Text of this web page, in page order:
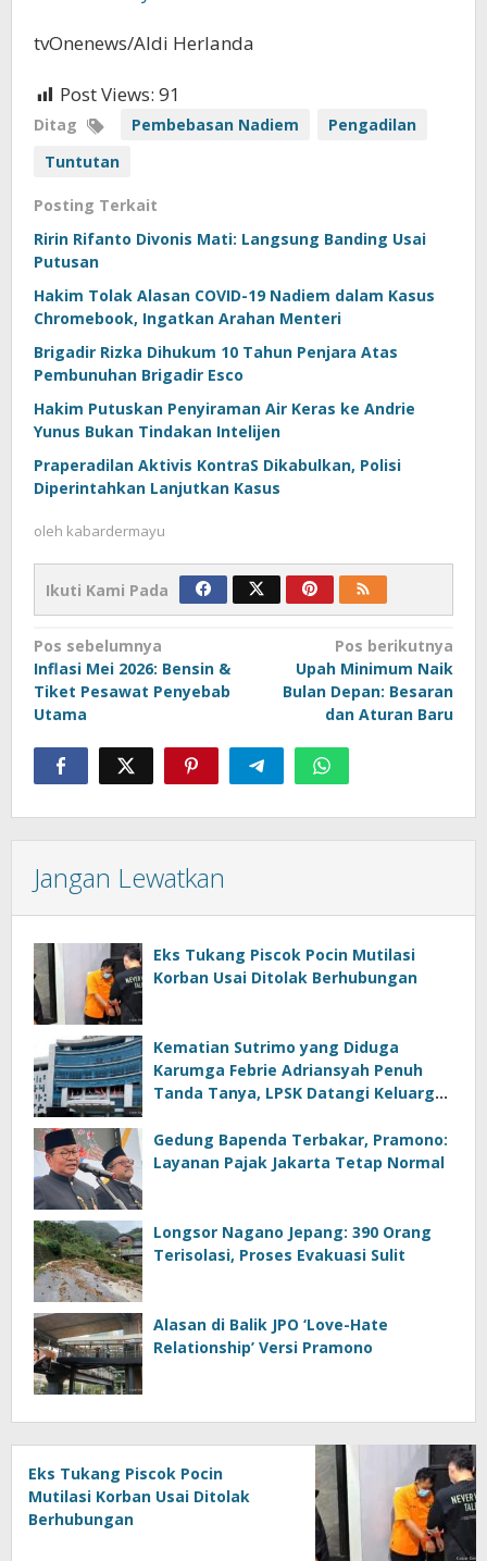
tvOnenews/Aldi Herlanda
Post Views: 91
Ditag Pembebasan Nadiem
Pengadilan
Tuntutan
Posting Terkait
Ririn Rifanto Divonis Mati: Langsung Banding Usai
Putusan
Hakim Tolak Alasan COVID-19 Nadiem dalam Kasus
Chromebook, Ingatkan Arahan Menteri
Brigadir Rizka Dihukum 10 Tahun Penjara Atas
Pembunuhan Brigadir Esco
Hakim Putuskan Penyiraman Air Keras ke Andrie
Yunus Bukan Tindakan Intelijen
Praperadilan Aktivis KontraS Dikabulkan, Polisi
Diperintahkan Lanjutkan Kasus
oleh kabardermayu
Ikuti Kami Pada
Navigasi
pos
Pos sebelumnya
Inflasi Mei 2026: Bensin &
Tiket Pesawat Penyebab
Utama
Pos berikutnya
Upah Minimum Naik
Bulan Depan: Besaran
dan Aturan Baru
Jangan Lewatkan
Eks Tukang Piscok Pocin Mutilasi
Korban Usai Ditolak Berhubungan
Kematian Sutrimo yang Diduga
Karumga Febrie Adriansyah Penuh
Tanda Tanya, LPSK Datangi Keluarga
Gedung Bapenda Terbakar, Pramono:
Layanan Pajak Jakarta Tetap Normal
Longsor Nagano Jepang: 390 Orang
Terisolasi, Proses Evakuasi Sulit
Alasan di Balik JPO ‘Love-Hate
Relationship’ Versi Pramono
Eks Tukang Piscok Pocin
Mutilasi Korban Usai Ditolak
Berhubungan